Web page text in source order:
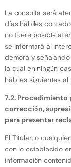
La consulta será
días hábiles
no fuere posible
se informará al
demora y
la cual en ningún
hábiles siguientes
7.2.
corrección,
para presentar
El Titular, o
con lo establecido
información